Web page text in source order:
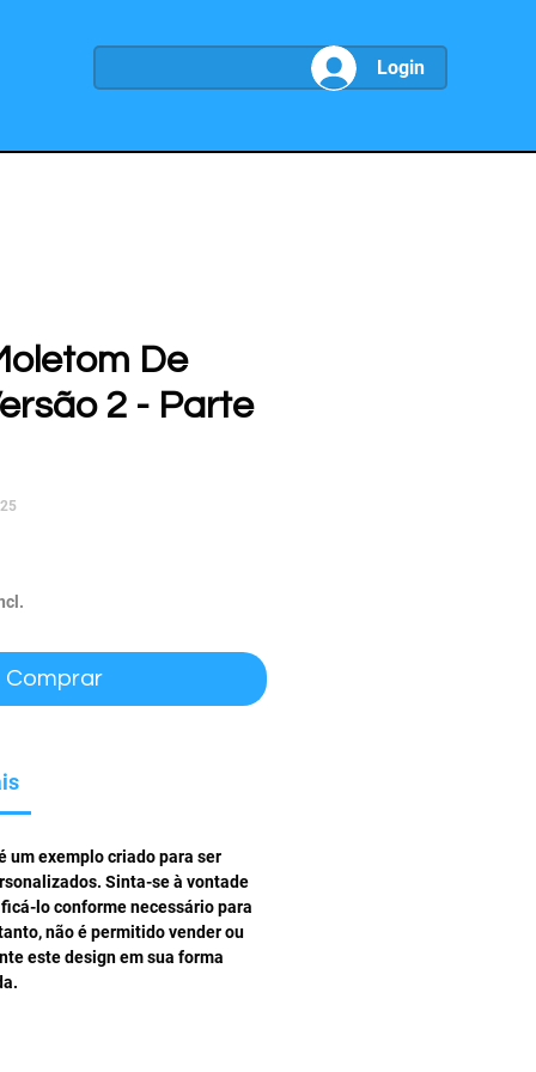
Login
De
2 - Parte
Comprar
um exemplo criado para ser
Sinta-se à vontade
lo conforme necessário para
não é permitido vender ou
este design em sua forma